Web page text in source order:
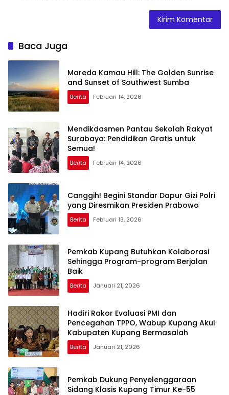
Baca Juga
Mareda Kamau Hill: The Golden Sunrise
and Sunset of Southwest Sumba
Berita Februari 14, 2026
Mendikdasmen Pantau Sekolah Rakyat
Surabaya: Pendidikan Gratis untuk
Semua!
Berita Februari 14, 2026
Canggih! Begini Standar Dapur Gizi Polri
yang Diresmikan Presiden Prabowo
Berita Februari 13, 2026
Pemkab Kupang Butuhkan Kolaborasi
Sehingga Program-program Berjalan
Baik
Berita Januari 21, 2026
Hadiri Rakor Evaluasi PMI dan
Pencegahan TPPO, Wabup Kupang Akui
Kabupaten Kupang Bermasalah
Berita Januari 21, 2026
Pemkab Dukung Penyelenggaraan
Sidang Klasis Kupang Timur Ke-55